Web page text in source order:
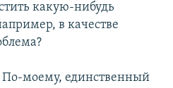
какую-нибудь
в качестве
По-моему, единственный